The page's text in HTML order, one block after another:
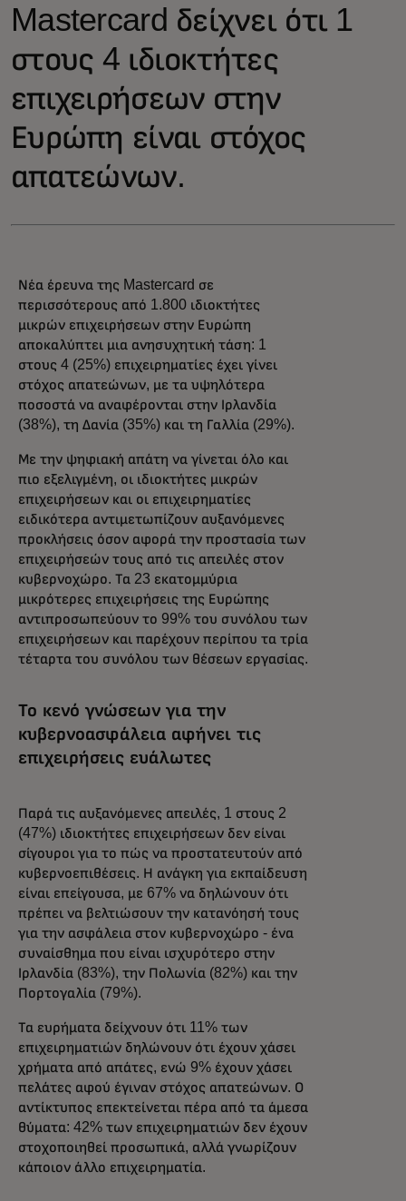
Mastercard δείχνει ότι 1
στους 4 ιδιοκτήτες
επιχειρήσεων στην
Ευρώπη είναι στόχος
απατεώνων.
Νέα έρευνα της Mastercard σε
περισσότερους από 1.800 ιδιοκτήτες
μικρών επιχειρήσεων στην Ευρώπη
αποκαλύπτει μια ανησυχητική τάση: 1
στους 4 (25%) επιχειρηματίες έχει γίνει
στόχος απατεώνων, με τα υψηλότερα
ποσοστά να αναφέρονται στην Ιρλανδία
(38%), τη Δανία (35%) και τη Γαλλία (29%).
Με την ψηφιακή απάτη να γίνεται όλο και
πιο εξελιγμένη, οι ιδιοκτήτες μικρών
επιχειρήσεων και οι επιχειρηματίες
ειδικότερα αντιμετωπίζουν αυξανόμενες
προκλήσεις όσον αφορά την προστασία των
επιχειρήσεών τους από τις απειλές στον
κυβερνοχώρο. Τα 23 εκατομμύρια
μικρότερες επιχειρήσεις της Ευρώπης
αντιπροσωπεύουν το 99% του συνόλου των
επιχειρήσεων και παρέχουν περίπου τα τρία
τέταρτα του συνόλου των θέσεων εργασίας.
Το κενό γνώσεων για την
κυβερνοασφάλεια αφήνει τις
επιχειρήσεις ευάλωτες
Παρά τις αυξανόμενες απειλές, 1 στους 2
(47%) ιδιοκτήτες επιχειρήσεων δεν είναι
σίγουροι για το πώς να προστατευτούν από
κυβερνοεπιθέσεις. Η ανάγκη για εκπαίδευση
είναι επείγουσα, με 67% να δηλώνουν ότι
πρέπει να βελτιώσουν την κατανόησή τους
για την ασφάλεια στον κυβερνοχώρο - ένα
συναίσθημα που είναι ισχυρότερο στην
Ιρλανδία (83%), την Πολωνία (82%) και την
Πορτογαλία (79%).
Τα ευρήματα δείχνουν ότι 11% των
επιχειρηματιών δηλώνουν ότι έχουν χάσει
χρήματα από απάτες, ενώ 9% έχουν χάσει
πελάτες αφού έγιναν στόχος απατεώνων. Ο
αντίκτυπος επεκτείνεται πέρα από τα άμεσα
θύματα: 42% των επιχειρηματιών δεν έχουν
στοχοποιηθεί προσωπικά, αλλά γνωρίζουν
κάποιον άλλο επιχειρηματία.